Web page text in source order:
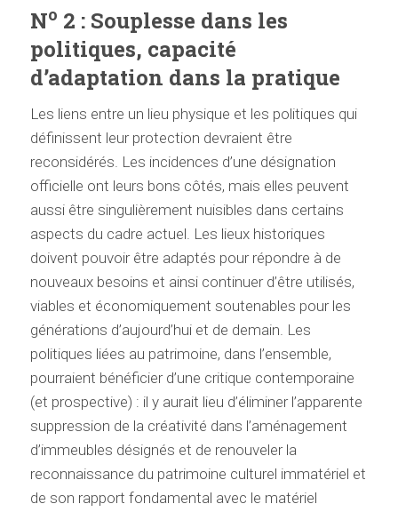
No 2 : Souplesse dans les
politiques, capacité
d’adaptation dans la pratique
Les liens entre un lieu physique et les politiques qui
définissent leur protection devraient être
reconsidérés. Les incidences d’une désignation
officielle ont leurs bons côtés, mais elles peuvent
aussi être singulièrement nuisibles dans certains
aspects du cadre actuel. Les lieux historiques
doivent pouvoir être adaptés pour répondre à de
nouveaux besoins et ainsi continuer d’être utilisés,
viables et économiquement soutenables pour les
générations d’aujourd’hui et de demain. Les
politiques liées au patrimoine, dans l’ensemble,
pourraient bénéficier d’une critique contemporaine
(et prospective) : il y aurait lieu d’éliminer l’apparente
suppression de la créativité dans l’aménagement
d’immeubles désignés et de renouveler la
reconnaissance du patrimoine culturel immatériel et
de son rapport fondamental avec le matériel